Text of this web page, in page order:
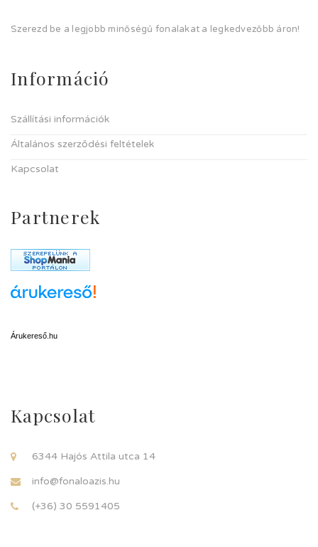
Szerezd be a legjobb minőségű fonalakat a legkedvezőbb áron!
Információ
Szállítási információk
Általános szerződési feltételek
Kapcsolat
Partnerek
Árukereső.hu
Kapcsolat
6344 Hajós Attila utca 14
info@fonaloazis.hu
(+36) 30 5591405